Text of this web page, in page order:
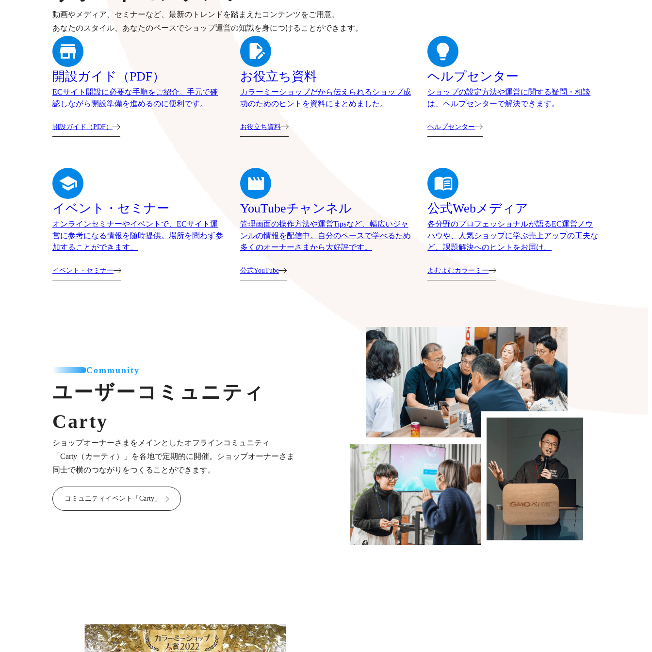
動画やメディア、セミナーなど、最新のトレンドを踏まえたコンテンツをご用意。
あなたのスタイル、あなたのペースでショップ運営の知識を身につけることができます。
開設ガイド（PDF）
ECサイト開設に必要な手順をご紹介。手元で確
認しながら開設準備を進めるのに便利です。
開設ガイド（PDF）
お役立ち資料
カラーミーショップだから伝えられるショップ成
功のためのヒントを資料にまとめました。
お役立ち資料
ヘルプセンター
ショップの設定方法や運営に関する疑問・相談
は、ヘルプセンターで解決できます。
ヘルプセンター
イベント・セミナー
オンラインセミナーやイベントで、ECサイト運
営に参考になる情報を随時提供。場所を問わず参
加することができます。
イベント・セミナー
YouTubeチャンネル
管理画面の操作方法や運営Tipsなど、幅広いジャ
ンルの情報を配信中。自分のペースで学べるため
多くのオーナーさまから大好評です。
公式YouTube
公式Webメディア
各分野のプロフェッショナルが語るEC運営ノウ
ハウや、人気ショップに学ぶ売上アップの工夫な
ど、課題解決へのヒントをお届け。
よむよむカラーミー
Community
ユーザーコミュニティ
Carty
ショップオーナーさまをメインとしたオフラインコミュニティ
「Carty（カーティ）」を各地で定期的に開催。ショップオーナーさま
同士で横のつながりをつくることができます。
コミュニティイベント「Carty」